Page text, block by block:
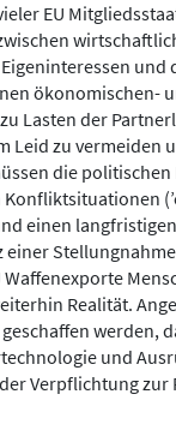
EU
und
ökonomischen-
Lasten der
Leid zu vermeiden
die
Konfliktsituationen
einen
Waffenexporte
Realität.
werden,
und
Verpflichtung zur